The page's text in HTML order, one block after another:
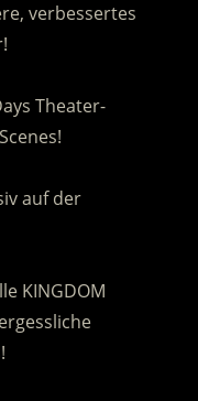
verbessertes
Theater-
auf der
KINGDOM